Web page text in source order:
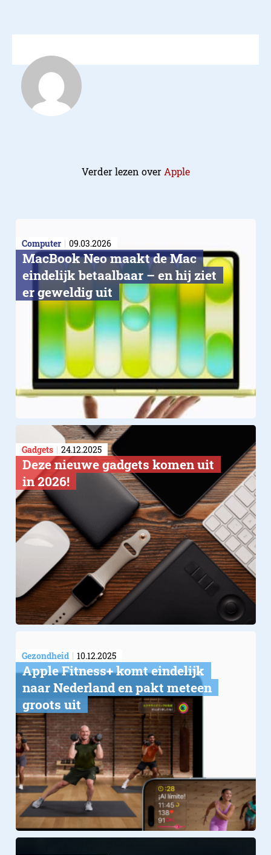
Verder lezen over Apple
Computer 09.03.2026
MacBook Neo maakt de Mac
eindelijk betaalbaar – en hij ziet
er geweldig uit
Gadgets 24.12.2025
Deze nieuwe gadgets komen uit
in 2026!
Gezondheid 10.12.2025
Apple Fitness+ komt eindelijk
naar Nederland en pakt meteen
groots uit